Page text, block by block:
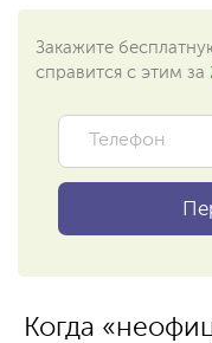
Закажите
справится с этим за
Когда